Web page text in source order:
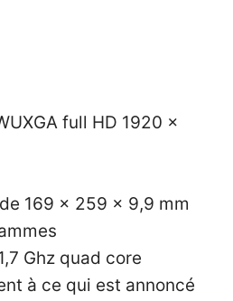
full HD 1920 x
169 x 259 x 9,9 mm
Ghz quad core
à ce qui est annoncé